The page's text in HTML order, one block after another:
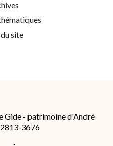
site
Gide - patrimoine d'André
3676